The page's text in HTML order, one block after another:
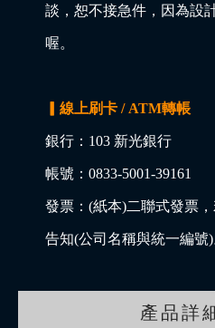
談，恕不接急件，因為設
喔。
▎線上刷卡 / ATM轉帳
銀行：103 新光銀行
帳號：0833-5001-39161
發票：(紙本)二聯式發票
告知(公司名稱與統一編號)
產品詳